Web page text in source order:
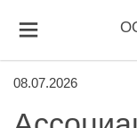
08.07.2026